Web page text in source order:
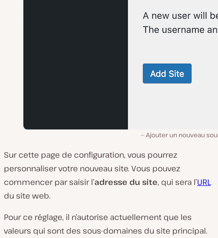
Ajouter un nouveau
Sur cette page de configuration, vous pourrez
personnaliser votre nouveau site. Vous pouvez
commencer par saisir l’adresse du site, qui sera l’URL
du site web.
Pour ce réglage, il n’autorise actuellement que les
valeurs qui sont des sous-domaines du site principal.